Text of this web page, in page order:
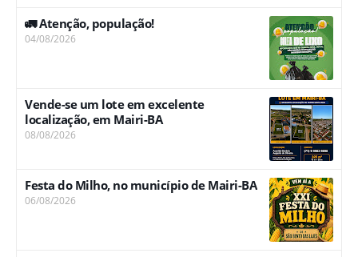
🚛 Atenção, população!
04/08/2026
Vende-se um lote em excelente
localização, em Mairi-BA
08/08/2026
Festa do Milho, no município de Mairi-BA
06/08/2026